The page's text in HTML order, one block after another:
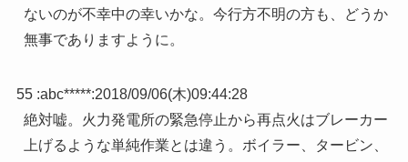
ないのが不幸中の幸いかな。今行方不明の方も、どうか
無事でありますように。
55 :abc*****:2018/09/06(木)09:44:28
絶対嘘。火力発電所の緊急停止から再点火はブレーカー
上げるような単純作業とは違う。ボイラー、タービン、